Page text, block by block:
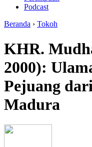
Podcast
Beranda › Tokoh
KHR.
2000):
Pejuang
Madura